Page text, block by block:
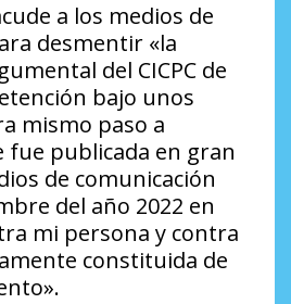
a los medios de
desmentir «la
del CICPC de
bajo unos
mismo paso a
fue publicada en gran
de comunicación
del año 2022 en
mi persona y contra
constituida de